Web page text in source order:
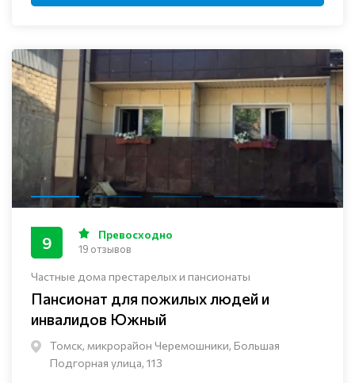
Частные дома престарелых и пансионаты
Пансионат для пожилых людей и
инвалидов Южный
Томск, микрорайон Черемошники, Большая
Подгорная улица, 113
9 Превосходно
19 отзывов